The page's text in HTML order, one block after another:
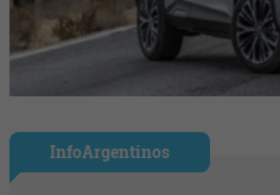
InfoArgentinos